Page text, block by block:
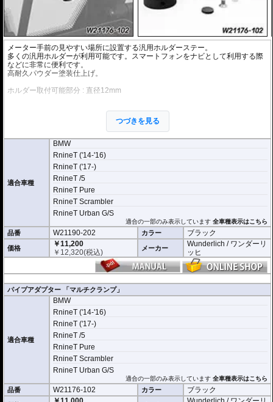
メーター手前の見やすい場所に設置する汎用ホルダーステー。
多くの汎用ホルダーが利用可能です。スマートフォンをナビとして利用する際
などに非常に便利です。
高耐久パウダー塗装仕上げ。
ホルダー取付可能部分 : 直径12mm
アクションカメラホルダー
つづきを見る
適合車種
BMW
RnineT ('14-'16)
RnineT ('17-)
RnineT /5
RnineT Pure
RnineT Scrambler
RnineT Urban G/S
適合の一部のみ表示しています全車種表示はこちら
品番 W21190-202 カラー ブラック
価格
￥11,200
￥ 12,320(税込) メーカー
Wunderlich / ワンダーリ
ッヒ
パイプアダプター 「マルチクランプ」
適合車種
BMW
RnineT ('14-'16)
RnineT ('17-)
RnineT /5
RnineT Pure
RnineT Scrambler
RnineT Urban G/S
適合の一部のみ表示しています全車種表示はこちら
品番 W21176-102 カラー ブラック